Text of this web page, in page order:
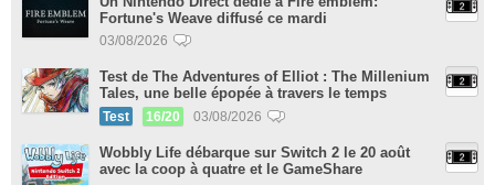
Fortune's Weave diffusé ce mardi
03/08/2026
Test de The Adventures of Elliot : The Millenium
Tales, une belle épopée à travers le temps
Test 16/20 03/08/2026
Wobbly Life débarque sur Switch 2 le 20 août
avec la coop à quatre et le GameShare